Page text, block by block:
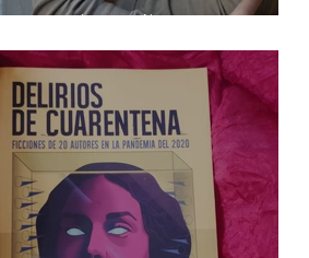
Manuel González Otero.